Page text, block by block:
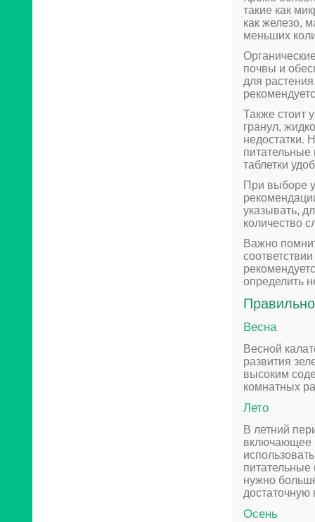
такие как
как железо,
меньших
почвы и
для
Также стоит
гранул,
недостатки.
питательные
таблетки
При выборе
указывать,
количество
Важно
определить
Весна
Весной
развития
высоким
комнатных
Лето
В летний
включающее
питательные
нужно
достаточную
Осень